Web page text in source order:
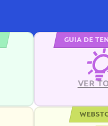
GUIA DE
VER